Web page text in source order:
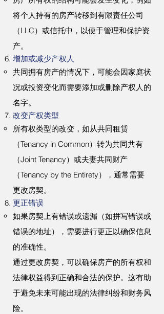
将个人持有的房产转移到有限责任公司
（LLC）或信托中，以便于管理和保护资
产。
增加或减少产权人
共同拥有房产的情况下，可能会因家庭状
况或投资变化而需要添加或删除产权人的
名字。
改变产权类型
所有权类型的改变，如从共同租赁
（Tenancy in Common）转为共同共有
（Joint Tenancy）或夫妻共同财产
（Tenancy by the Entirety），通常需要
更改房契。
更正错误
如果房契上有错误或遗漏（如拼写错误或
错误的地址），需要进行更正以确保信息
的准确性。
​通过更改房契，可以确保房产的所有权和
法律权益得到正确和合法的保护。这有助
于避免未来可能出现的法律纠纷和财务风
险。